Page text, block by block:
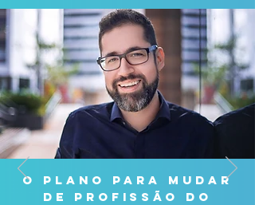
o plano para mudar
de profissão do